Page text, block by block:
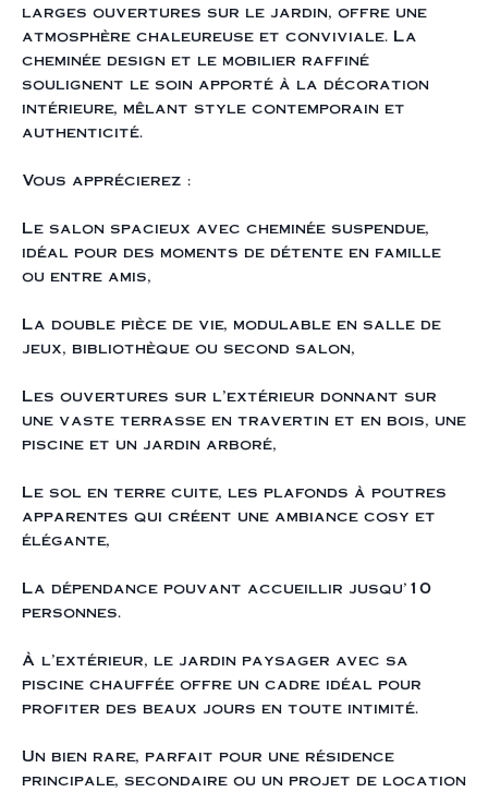
larges ouvertures sur le jardin, offre une
atmosphère chaleureuse et conviviale. La
cheminée design et le mobilier raffiné
soulignent le soin apporté à la décoration
intérieure, mêlant style contemporain et
authenticité.
Vous apprécierez :
Le salon spacieux avec cheminée suspendue,
idéal pour des moments de détente en famille
ou entre amis,
La double pièce de vie, modulable en salle de
jeux, bibliothèque ou second salon,
Les ouvertures sur l’extérieur donnant sur
une vaste terrasse en travertin et en bois, une
piscine et un jardin arboré,
Le sol en terre cuite, les plafonds à poutres
apparentes qui créent une ambiance cosy et
élégante,
La dépendance pouvant accueillir jusqu'10
personnes.
À l’extérieur, le jardin paysager avec sa
piscine chauffée offre un cadre idéal pour
profiter des beaux jours en toute intimité.
Un bien rare, parfait pour une résidence
principale, secondaire ou un projet de location